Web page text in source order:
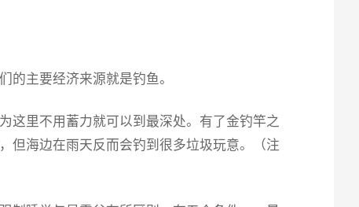
的主要经济来源就是钓鱼。
这里不用蓄力就可以到最深处。有了金钓竿之
但海边在雨天反而会钓到很多垃圾玩意。（注